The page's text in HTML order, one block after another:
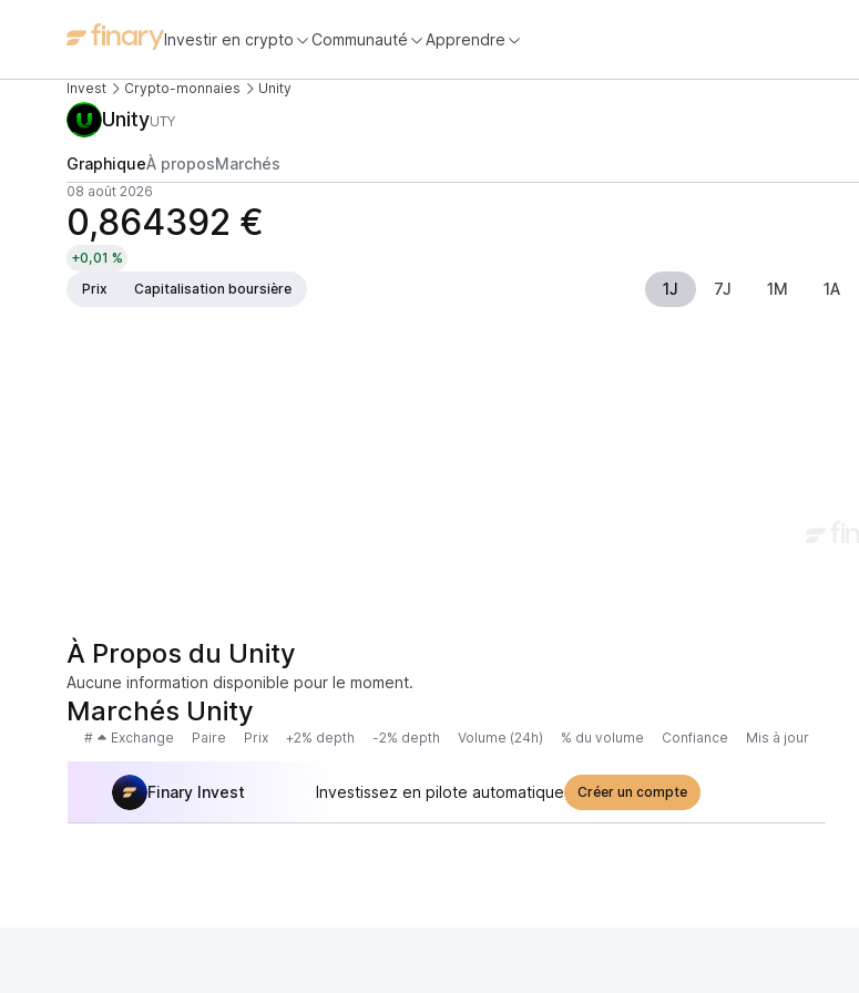
Investir en crypto Communauté Apprendre
Invest Crypto-monnaies Unity
UnityUTY
GraphiqueÀ proposMarchés
08 août 2026
0,864392 €
+0,01 %
Prix
Capitalisation boursière 1J 7J 1M 1A
À Propos du Unity
Aucune information disponible pour le moment.
Marchés Unity
# Exchange Paire Prix +2% depth -2% depth Volume (24h) % du volume Confiance Mis à jour
Finary Invest Investissez en pilote automatique Créer un compte